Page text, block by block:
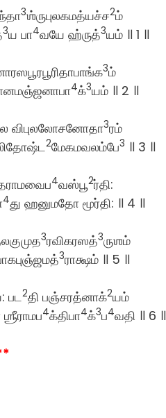
3ஶ்ருபுலகமத்யச்ச2ம்
3ய பா4வயே ஹ்ருத்3யம் ॥ 1 ॥
3ம்
4க்3யம் ॥ 2 ॥
ல விபுலலோசனோதா3ரம்
2மேகமவலம்பே3 ॥ 3 ॥
4வஸ்பூ2ர்தி:
4து ஹனுமதோ மூர்தி: ॥ 4 ॥
3ரவிகரஸத்3ருஶம்
3ராக்ஷம் ॥ 5 ॥
பட2தி பஞ்சரத்னாக்2யம்
4க்திபா4க்3ப4வதி ॥ 6 ॥